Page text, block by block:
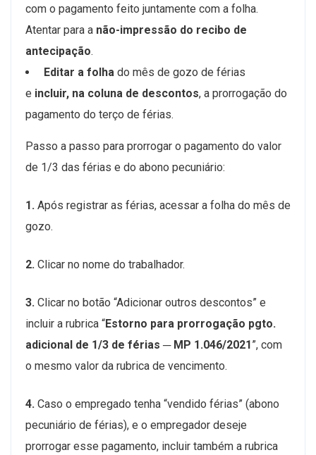
com o pagamento feito juntamente com a folha.
Atentar para a não-impressão do recibo de
antecipação.
Editar a folha do mês de gozo de férias
e incluir, na coluna de descontos, a prorrogação do
pagamento do terço de férias.
Passo a passo para prorrogar o pagamento do valor
de 1/3 das férias e do abono pecuniário:
1. Após registrar as férias, acessar a folha do mês de
gozo.
2. Clicar no nome do trabalhador.
3. Clicar no botão “Adicionar outros descontos” e
incluir a rubrica “Estorno para prorrogação pgto.
adicional de 1/3 de férias ─ MP 1.046/2021”, com
o mesmo valor da rubrica de vencimento.
4. Caso o empregado tenha “vendido férias” (abono
pecuniário de férias), e o empregador deseje
prorrogar esse pagamento, incluir também a rubrica